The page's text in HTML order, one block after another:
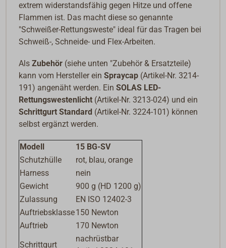
extrem widerstandsfähig gegen Hitze und offene
Flammen ist. Das macht diese so genannte
"Schweißer-Rettungsweste" ideal für das Tragen bei
Schweiß-, Schneide- und Flex-Arbeiten.
AlsZubehör (siehe unten "Zubehör & Ersatzteile)
kann vom Hersteller einSpraycap (Artikel-Nr. 3214-
191) angenäht werden. EinSOLAS LED-
Rettungswestenlicht (Artikel-Nr. 3213-024) und ein
Schrittgurt Standard (Artikel-Nr. 3224-101) können
selbst ergänzt werden.
Modell
15 BG-SV
Schutzhülle
rot, blau, orange
Harness
nein
Gewicht
900 g (HD 1200 g)
Zulassung
EN ISO 12402-3
Auftriebsklasse150 Newton
Auftrieb
170 Newton
Schrittgurt
nachrüstbar